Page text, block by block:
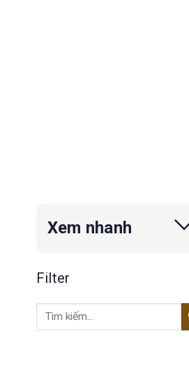
Xem nhanh
Filter
Tìm